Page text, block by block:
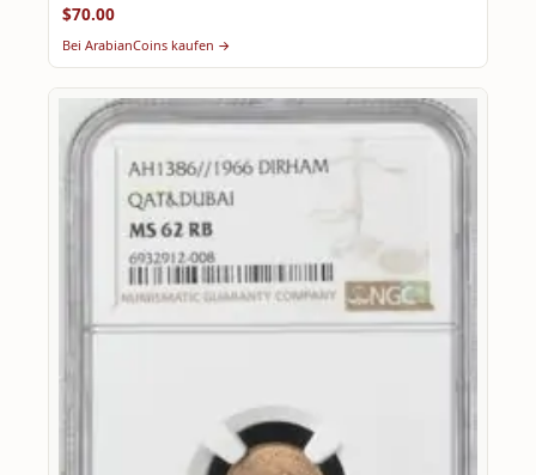
$70.00
Bei ArabianCoins kaufen →